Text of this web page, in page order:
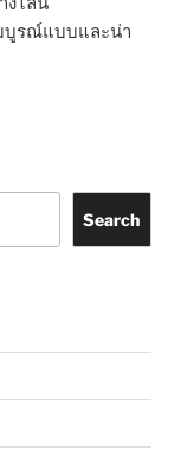
บูรณ์แบบและน่า
Search